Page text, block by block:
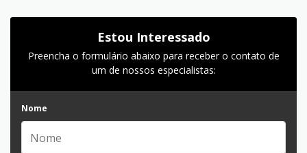
Estou Interessado
Preencha o formulário abaixo para receber o contato de
um de nossos especialistas:
Nome